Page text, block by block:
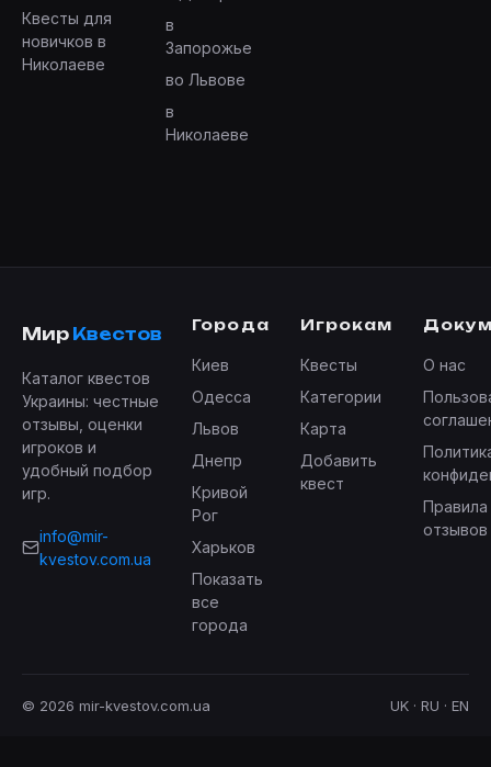
Квесты для
новичков в
Николаеве
в
Запорожье
во Львове
в
Николаеве
Мир Квестов
Каталог квестов
Украины: честные
отзывы, оценки
игроков и
удобный подбор
игр.
info@mir-
kvestov.com.ua
Города
Киев
Одесса
Львов
Днепр
Кривой
Рог
Харьков
Показать
все
города
Игрокам
Квесты
Категории
Карта
Добавить
квест
О нас
отзывов
© 2026 mir-kvestov.com.ua UK · RU · EN